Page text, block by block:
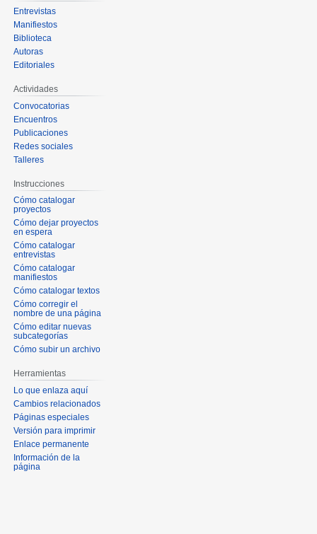
Entrevistas
Manifiestos
Biblioteca
Autoras
Editoriales
Actividades
Convocatorias
Encuentros
Publicaciones
Redes sociales
Talleres
Instrucciones
Cómo catalogar
proyectos
Cómo dejar proyectos
en espera
Cómo catalogar
entrevistas
Cómo catalogar
manifiestos
Cómo catalogar textos
Cómo corregir el
nombre de una página
Cómo editar nuevas
subcategorías
Cómo subir un archivo
Herramientas
Lo que enlaza aquí
Cambios relacionados
Páginas especiales
Versión para imprimir
Enlace permanente
Información de la
página